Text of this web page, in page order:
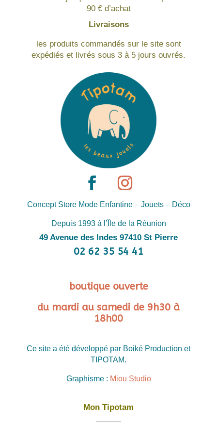
90 € d’achat
Livraisons
les produits commandés sur le site sont
expédiés et livrés sous 3 à 5 jours ouvrés.
Concept Store Mode Enfantine – Jouets – Déco
Depuis 1993 à l’Île de la Réunion
49 Avenue des Indes 97410 St Pierre
02 62 35 54 41
boutique ouverte
du mardi au samedi de 9h30 à
18h00
Ce site a été développé par Boiké Production et
TIPOTAM.
Graphisme : Miou Studio
Mon Tipotam